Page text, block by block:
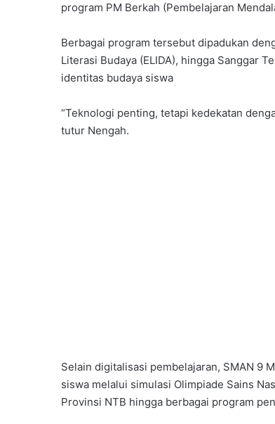
program PM Berkah (Pembelajaran
Berbagai program tersebut dipadukan
Literasi Budaya (ELIDA), hingga Sanggar
identitas budaya siswa
“Teknologi penting, tetapi kedekatan
tutur Nengah.
Selain digitalisasi pembelajaran, SMAN 9
siswa melalui simulasi Olimpiade Sains
Provinsi NTB hingga berbagai program